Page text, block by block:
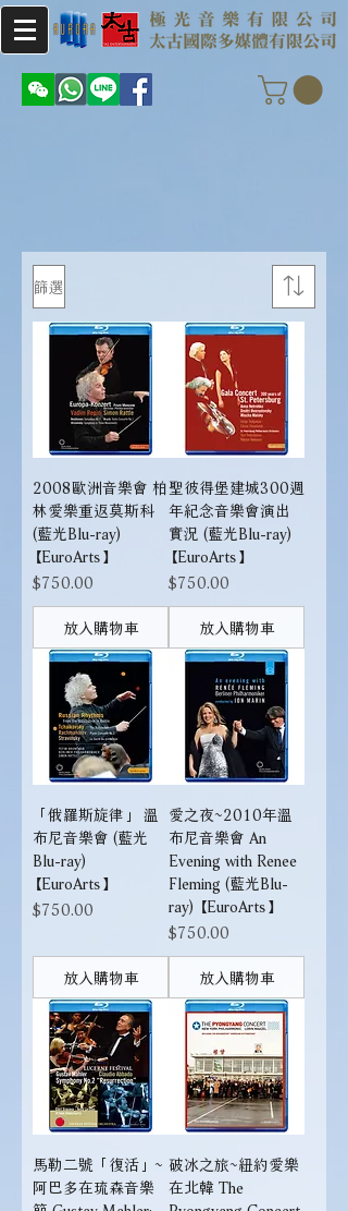
篩選
2008歐洲音樂會 柏
林愛樂重返莫斯科
(藍光Blu-ray)
【EuroArts】
價格
$750.00
放入購物車
聖彼得堡建城300週
年紀念音樂會演出
實況 (藍光Blu-ray)
【EuroArts】
價格
$750.00
放入購物車
「俄羅斯旋律」 溫
布尼音樂會 (藍光
Blu-ray)
【EuroArts】
價格
$750.00
放入購物車
愛之夜~2010年溫
布尼音樂會 An
Evening with Renee
Fleming (藍光Blu-
ray) 【EuroArts】
價格
$750.00
放入購物車
馬勒二號「復活」~
阿巴多在琉森音樂
破冰之旅~紐約愛樂
在北韓 The